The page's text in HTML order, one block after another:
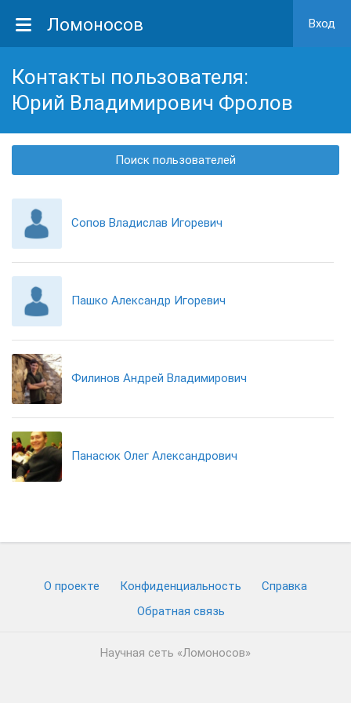
Ломоносов Вход
Контакты пользователя:
Юрий Владимирович Фролов
Поиск пользователей
Сопов Владислав Игоревич
Пашко Александр Игоревич
Филинов Андрей Владимирович
Панасюк Олег Александрович
О проекте Конфиденциальность
Cправка
Обратная связь
Научная сеть «Ломоносов»